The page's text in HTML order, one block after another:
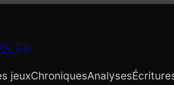
jeuxChroniquesAnalyses